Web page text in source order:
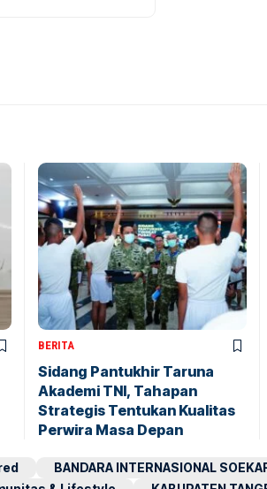
BERITA
Sidang Pantukhir Taruna
Akademi TNI, Tahapan
Strategis Tentukan Kualitas
Perwira Masa Depan
BANDARA INTERNASIONAL